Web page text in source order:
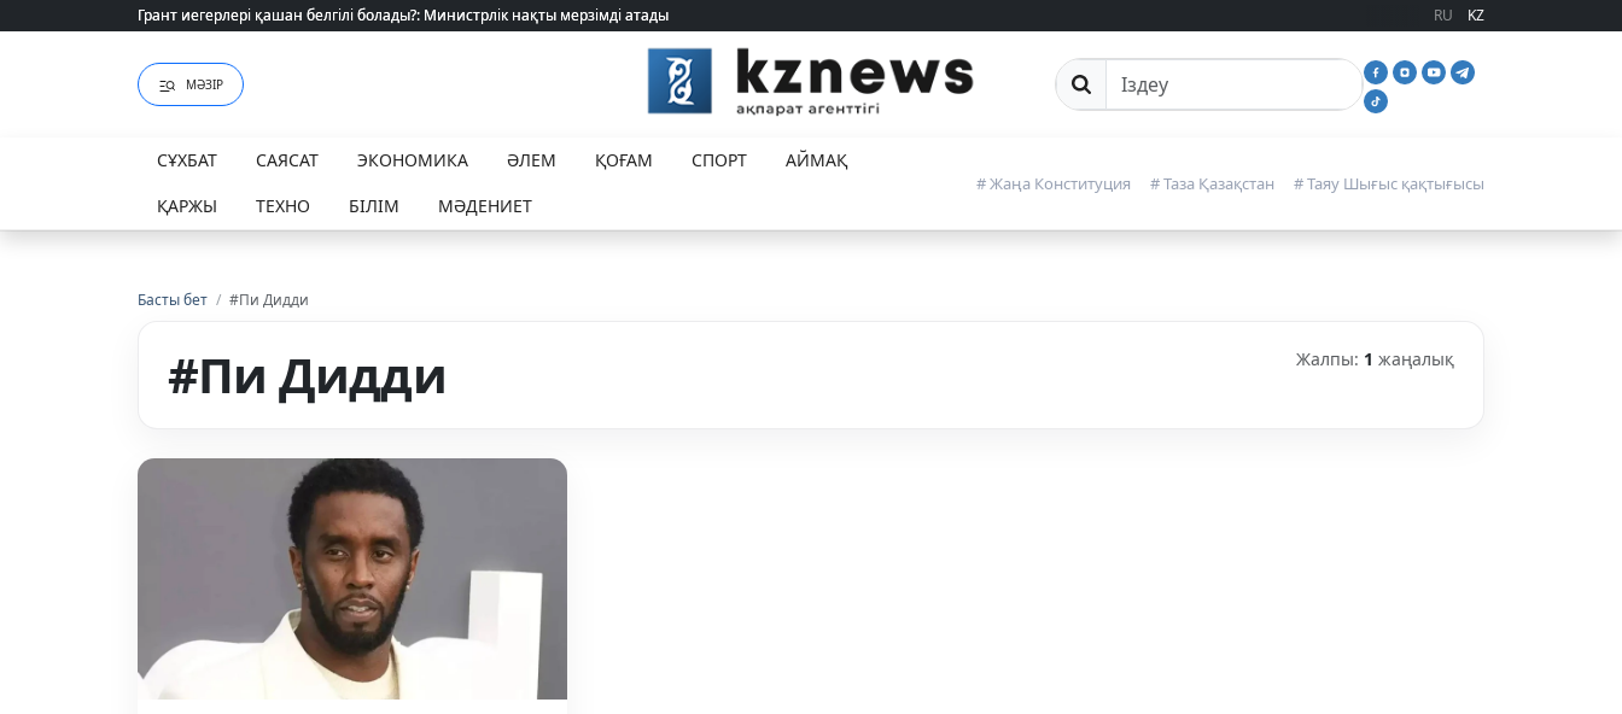
Грант иегерлері қашан белгілі болады?: Министрлік нақты мерзімді атады
Грант иегерлері қашан белгілі болады?: Министрлік нақты мерзімді атады RU KZ
МӘЗІР Сайттан іздеу
СҰХБАТ САЯСАТ ЭКОНОМИКА ӘЛЕМ ҚОҒАМ СПОРТ
АЙМАҚ
ҚАРЖЫ
ТЕХНО БІЛІМ МӘДЕНИЕТ
# Жаңа Конституция # Таза Қазақстан # Таяу Шығыс қақтығысы
Басты бет / #Пи Дидди
#Пи Дидди Жалпы: 1 жаңалық